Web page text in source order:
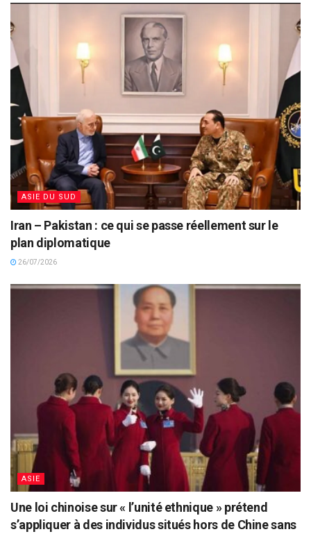
ASIE DU SUD
Iran – Pakistan : ce qui se passe réellement sur le
plan diplomatique
26/07/2026
ASIE
Une loi chinoise sur « l’unité ethnique » prétend
s’appliquer à des individus situés hors de Chine sans